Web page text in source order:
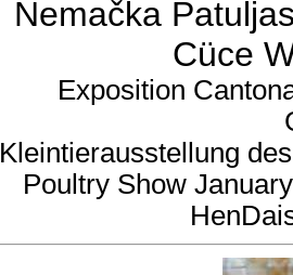
Nemačka
Cüce
Exposition
Kleintierausstellung
Poultry Show